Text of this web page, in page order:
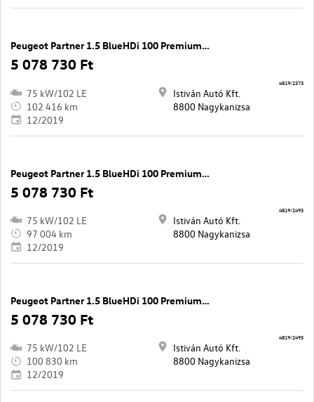
Peugeot Partner 1.5 BlueHDi 100 Premium L2 1000
5 078 730 Ft
75 kW/102 LE
102 416 km
12/2019
Istiván Autó Kft.
8800 Nagykanizsa
4819/2373
Peugeot Partner 1.5 BlueHDi 100 Premium L2 1000
5 078 730 Ft
75 kW/102 LE
97 004 km
12/2019
Istiván Autó Kft.
8800 Nagykanizsa
4819/2493
Peugeot Partner 1.5 BlueHDi 100 Premium L2 1000
5 078 730 Ft
75 kW/102 LE
100 830 km
12/2019
Istiván Autó Kft.
8800 Nagykanizsa
4819/2495